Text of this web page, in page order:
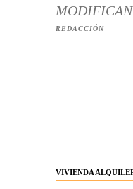
REDACCIÓN
VIVIENDA